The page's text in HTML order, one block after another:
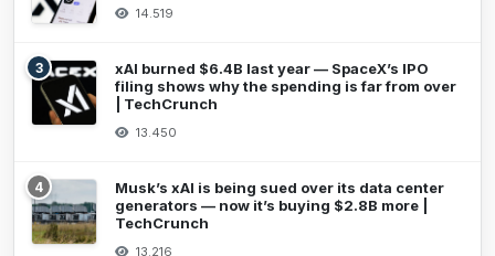
14.519
3
xAI burned $6.4B last year — SpaceX’s IPO
filing shows why the spending is far from over
| TechCrunch
13.450
4
Musk’s xAI is being sued over its data center
generators — now it’s buying $2.8B more |
TechCrunch
13.216